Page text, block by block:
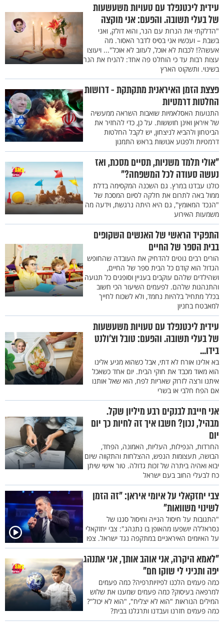
עידית ליכטנפלד עם טעויות משעשעות
של בעלי תשובה. והפעם: אני מוקצה
"הדלקתי את הנרות עם הנר, והוא דולק, ואני
בשבת – ועכשיו אני בסיס לדבר האסור. מה
אעשה?! לכבות לא אוכל, לעזוב לא אוכל"... ויעוצו
עצות רבות עד כי הוחלט פה אחד: להניח את הנר
בשינוי. ותשקוט הארץ
פצצת הזמן האיראנית מתקתקת - דרושות
החלטות דרמטיות
התנועות האסלאמיות שואבות השראה ממעשיה
של איראן ואינן חוששות. על כן, כדי להחזיר את
הביטחון ולהביא לניצחון, יש לקבל החלטות
דרמטיות ולפגוע אנושות בראש התמנון
"אולי תלמד משניות, תסיים מסכת, ואז
נעשה סעודה לכל המשפחה?"
כולנו עבדנו במרץ. גם השכנה המקסימה בדלת
ממול באה לתרום את חלקה לסיום המסכת של
"הנכד המאומץ", גם היא היתה נרגשת, וידעה מה
משמעות האירוע
התפקיד הראשי של האנשים השקופים
בבית הספר של החיים
הורים רבים נוטים להדחיק את העובדה שהחופש
הגדול הוא קודם כל הבית ספר של החיים,
ושהילדים שלהם עוקבים בעניין וסופגים כל תנועה
והתנהגות שלהם. לפעמים השיעור הכי חשוב
בכלל מתחיל בלהיות נחמד, ולא לשכוח לחייך
למאבטח בחניון
עידית ליכטנפלד עם טעויות משעשעות
של בעלי תשובה. והפעם: טובל וצ'ולנט
בידו...
בא אלינו אורח לא דתי, אבל כשהוא מגיע אלינו
הוא מאוד מכבד את חוקי הבית. יום אחד כשאכל
איתנו ורצה לזרוק שאריות לפח, הוא שאל אותנו
אם הפח חלבי או בשרי
אני חייבת לבנקים רבע מיליון שקל.
מבהיל, נכון? חשבו איך זה לחיות כך יום
יום
החרדות, הנפילות, העליות, האמונה, הפחד,
הבושה, תעצומות הנפש, ההצלחות והתקווה שיום
יבוא ואהיה ביתרה של זכות גדולה. טור אישי שיתן
כח לבעלי החוב בעם ישראל
צבי יחזקאלי על איומי איראן: "זה הזמן
לשינוי משוואות"
"התגובות על חיסול הנייה וחיסול סגנו של
נסראללה יושפעו מהאופן בו נתנהג": צבי יחזקאלי
על האיומים האיראניים במתקפה נגד ישראל. צפו
"לאמא היקרה, אני אוהב אותך, אני אתנהג
יפה ותכיני לי שוקו חם"
כמה פעמים הלכנו לפיזיותרפיה? כמה פעמים
למרפאה בעיסוק? כמה פעמים שמענו את שלוש
המילים הנוראות "הוא לא יצליח", "הוא לא יכול"?
כמה פעמים חזרנו ועבדנו ותרגלנו בבית?